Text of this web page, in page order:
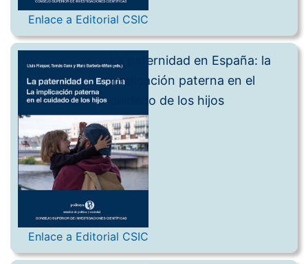
Enlace a Editorial CSIC
La paternidad en España: la
implicación paterna en el
cuidado de los hijos
Enlace a Editorial CSIC